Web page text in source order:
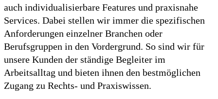
auch individualisierbare Features und praxisnahe
Services. Dabei stellen wir immer die spezifischen
Anforderungen einzelner Branchen oder
Berufsgruppen in den Vordergrund. So sind wir für
unsere Kunden der ständige Begleiter im
Arbeitsalltag und bieten ihnen den bestmöglichen
Zugang zu Rechts- und Praxiswissen.